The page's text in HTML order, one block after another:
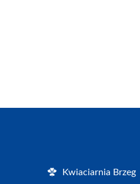
Kwiaciarnia Brzeg